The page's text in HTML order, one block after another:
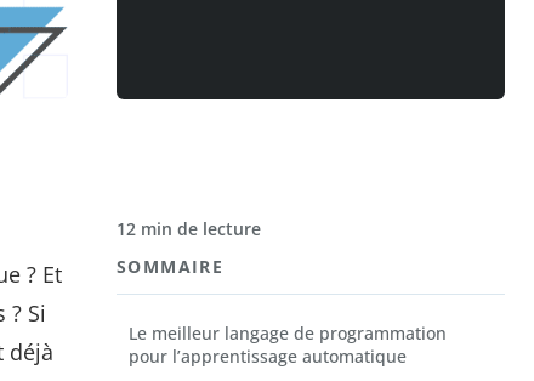
? Et
Si
déjà
12 min de lecture
SOMMAIRE
Le meilleur langage de programmation
pour l’apprentissage automatique